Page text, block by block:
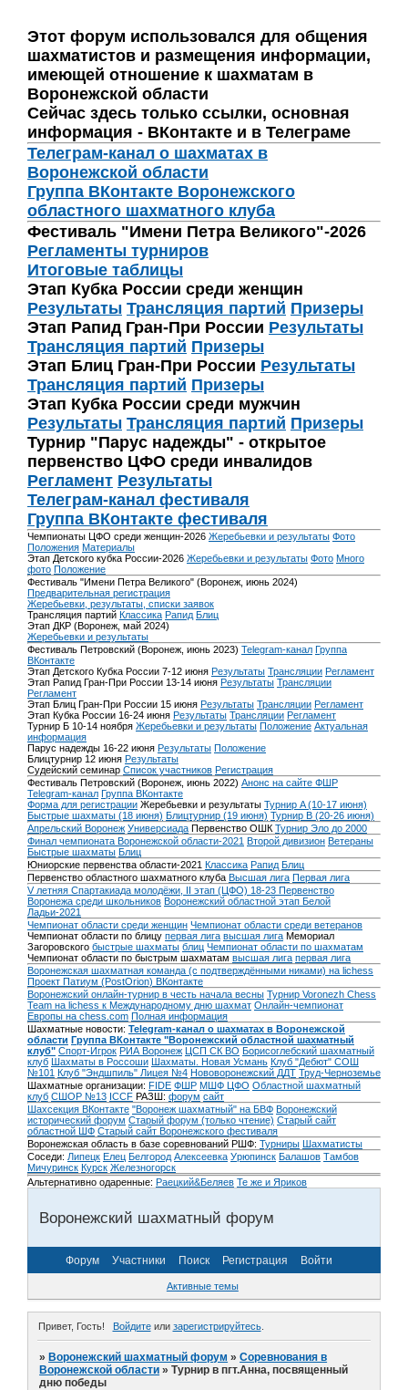
Этот форум использовался для общения
шахматистов и размещения информации,
имеющей отношение к шахматам в
Воронежской области
Сейчас здесь только ссылки, основная
информация - ВКонтакте и в Телеграме
Телеграм-канал о шахматах в
Воронежской области
Группа ВКонтакте Воронежского
областного шахматного клуба
Фестиваль "Имени Петра Великого"-2026
Регламенты турниров
Итоговые таблицы
Этап Кубка России среди женщин
Результаты Трансляция партий Призеры
Этап Рапид Гран-При России Результаты
Трансляция партий Призеры
Этап Блиц Гран-При России Результаты
Трансляция партий Призеры
Этап Кубка России среди мужчин
Результаты Трансляция партий Призеры
Турнир "Парус надежды" - открытое
первенство ЦФО среди инвалидов
Регламент Результаты
Телеграм-канал фестиваля
Группа ВКонтакте фестиваля
Чемпионаты ЦФО среди женщин-2026 Жеребьевки и результаты Фото
Положения Материалы
Этап Детского кубка России-2026 Жеребьевки и результаты Фото Много
фото Положение
Фестиваль "Имени Петра Великого" (Воронеж, июнь 2024)
Предварительная регистрация
Жеребьевки, результаты, списки заявок
Трансляция партий Классика Рапид Блиц
Этап ДКР (Воронеж, май 2024)
Жеребьевки и результаты
Фестиваль Петровский (Воронеж, июнь 2023) Telegram-канал Группа
ВКонтакте
Этап Детского Кубка России 7-12 июня Результаты Трансляции Регламент
Этап Рапид Гран-При России 13-14 июня Результаты Трансляции
Регламент
Этап Блиц Гран-При России 15 июня Результаты Трансляции Регламент
Этап Кубка России 16-24 июня Результаты Трансляции Регламент
Турнир Б 10-14 ноября Жеребьевки и результаты Положение Актуальная
информация
Парус надежды 16-22 июня Результаты Положение
Блицтурнир 12 июня Результаты
Судейский семинар Список участников Регистрация
Фестиваль Петровский (Воронеж, июнь 2022) Анонс на сайте ФШР
Telegram-канал Группа ВКонтакте
Форма для регистрации Жеребьевки и результаты Турнир A (10-17 июня)
Быстрые шахматы (18 июня) Блицтурнир (19 июня) Турнир B (20-26 июня)
Апрельский Воронеж Универсиада Первенство ОШК Турнир Эло до 2000
Финал чемпионата Воронежской области-2021 Второй дивизион Ветераны
Быстрые шахматы Блиц
Юниорские первенства области-2021 Классика Рапид Блиц
Первенство областного шахматного клуба Высшая лига Первая лига
V летняя Спартакиада молодёжи, II этап (ЦФО) 18-23 Первенство
Воронежа среди школьников Воронежский областной этап Белой
Ладьи-2021
Чемпионат области среди женщин Чемпионат области среди ветеранов
Чемпионат области по блицу первая лига высшая лига Мемориал
Загоровского быстрые шахматы блиц Чемпионат области по шахматам
Чемпионат области по быстрым шахматам высшая лига первая лига
Воронежская шахматная команда (с подтверждёнными никами) на lichess
Проект Патиум (PostOrion) ВКонтакте
Воронежский онлайн-турнир в честь начала весны Турнир Voronezh Chess
Team на lichess к Международному дню шахмат Онлайн-чемпионат
Европы на chess.com Полная информация
Шахматные новости: Telegram-канал о шахматах в Воронежской
области Группа ВКонтакте "Воронежский областной шахматный
клуб" Спорт-Игрок РИА Воронеж ЦСП СК ВО Борисоглебский шахматный
клуб Шахматы в Россоши Шахматы. Новая Усмань Клуб "Дебют" СОШ
№101 Клуб "Эндшпиль" Лицея №4 Нововоронежский ДДТ Труд-Черноземье
Шахматные организации: FIDE ФШР МШФ ЦФО Областной шахматный
клуб СШОР №13 ICCF РАЗШ: форум сайт
Шахсекция ВКонтакте "Воронеж шахматный" на БВФ Воронежский
исторический форум Cтарый форум (только чтение) Старый сайт
областной ШФ Старый сайт Воронежского фестиваля
Воронежская область в базе соревнований РШФ: Турниры Шахматисты
Соседи: Липецк Елец Белгород Алексеевка Урюпинск Балашов Тамбов
Мичуринск Курск Железногорск
Альтернативно одаренные: Раецкий&Беляев Те же и Яриков
Воронежский шахматный форум
Форум Участники Поиск Регистрация Войти
Активные темы
Привет, Гость! Войдитеили зарегистрируйтесь.
»Воронежский шахматный форум »Соревнования в
Воронежской области »Турнир в пгт.Анна, посвященный
дню победы